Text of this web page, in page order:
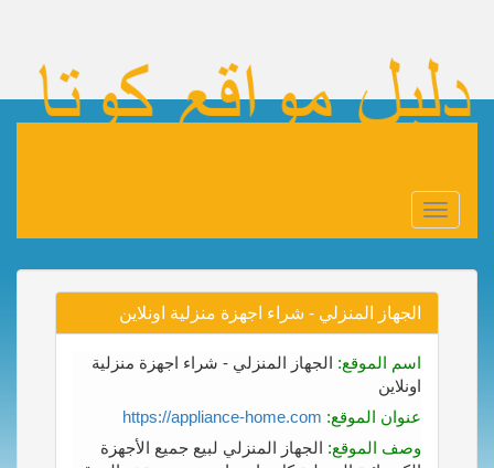
Toggle
navigation
الجهاز المنزلي - شراء اجهزة منزلية اونلاين
اسم الموقع: الجهاز المنزلي - شراء اجهزة منزلية
اونلاين
عنوان الموقع: https://appliance-home.com
وصف الموقع: الجهاز المنزلي لبيع جميع الأجهزة